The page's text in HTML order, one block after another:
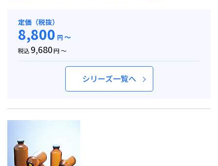
定価（税抜）
8,800 円～
税込 9,680円 ～
シリーズ一覧へ